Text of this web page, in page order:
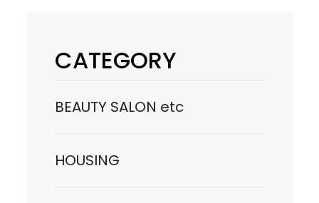
CATEGORY
BEAUTY SALON etc
HOUSING